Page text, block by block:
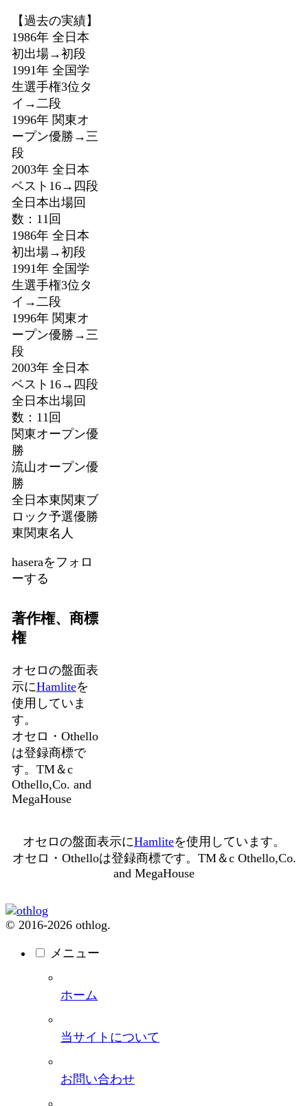
【過去の実績】
1986年 全日本
初出場→初段
1991年 全国学
生選手権3位タ
イ→二段
1996年 関東オ
ープン優勝→三
段
2003年 全日本
ベスト16→四段
全日本出場回
数：11回
1986年 全日本
初出場→初段
1991年 全国学
生選手権3位タ
イ→二段
1996年 関東オ
ープン優勝→三
段
2003年 全日本
ベスト16→四段
全日本出場回
数：11回
関東オープン優
勝
流山オープン優
勝
全日本東関東ブ
ロック予選優勝
東関東名人
haseraをフォロ
ーする
著作権、商標
権
オセロの盤面表
示にHamliteを
使用していま
す。
オセロ・Othello
は登録商標で
す。TM＆c
Othello,Co. and
MegaHouse
オセロの盤面表示にHamliteを使用しています。
オセロ・Othelloは登録商標です。TM＆c Othello,Co.
and MegaHouse
© 2016-2026 othlog.
メニュー
ホーム
当サイトについて
お問い合わせ